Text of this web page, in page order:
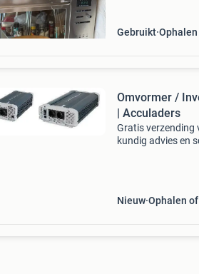
Gebruikt Ophalen
Omvormer /
| Acculaders
Gratis verzending
kundig advies en
Nieuw Ophalen